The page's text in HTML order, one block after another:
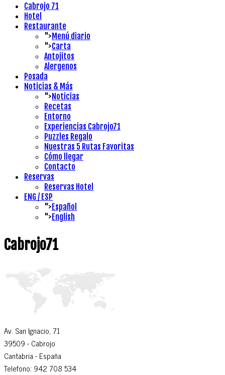
Cabrojo 71
Hotel
Restaurante
">Menú diario
">Carta
Antojitos
Alergenos
Posada
Noticias & Más
">Noticias
Recetas
Entorno
Experiencias Cabrojo71
Puzzles Regalo
Nuestras 5 Rutas Favoritas
Cómo llegar
Contacto
Reservas
Reservas Hotel
ENG / ESP
">Español
">English
Cabrojo71
Av. San Ignacio, 71
39509 - Cabrojo
Cantabria - España
Telefono: 942 708 534